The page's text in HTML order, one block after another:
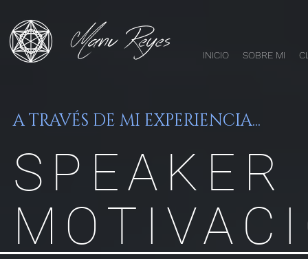
INICIO SOBRE MI
A TRAVÉS DE MI EXPERIENCIA...
SPEAKER